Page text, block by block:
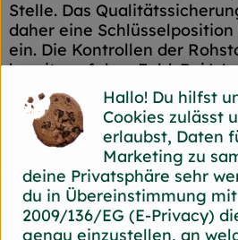
Stelle. Das
daher eine
ein. Die Kontrollen der
bereits auf dem Feld. Bei
alle Rohstoffe und Produkte
werden sie durch
unabhängig analysiert.
Wie schon zu Beginn liegen
heute die persönlichen
Lieferanten und
besonders am Herzen.
Hallo! Du hilfst
Cookies zulässt
erlaubst, Daten
Marketing zu
deine Privatsphäre sehr
du in Übereinstimmung
2009/136/EG (E-Privacy)
genau einzustellen, an